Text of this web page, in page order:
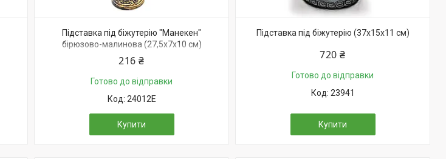
Підставка під біжутерію "Манекен"
бірюзово-малинова (27,5х7х10 см)
216 ₴
Готово до відправки
24012E
Купити
Підставка під біжутерію (37х15х11 см)
720 ₴
Готово до відправки
23941
Купити